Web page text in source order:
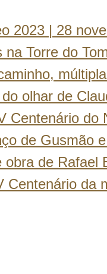
2023 | 28
Torre do
olhar de
Centenário do
de Gusmão
de Rafael
Centenário da